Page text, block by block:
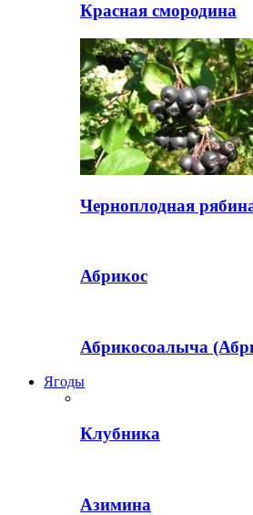
Красная смородина
Черноплодная
Абрикос
Абрикосоалыча
Ягоды
Клубника
Азимина